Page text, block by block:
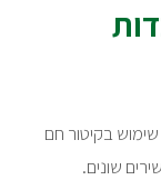
בקיטור חם
שונים.